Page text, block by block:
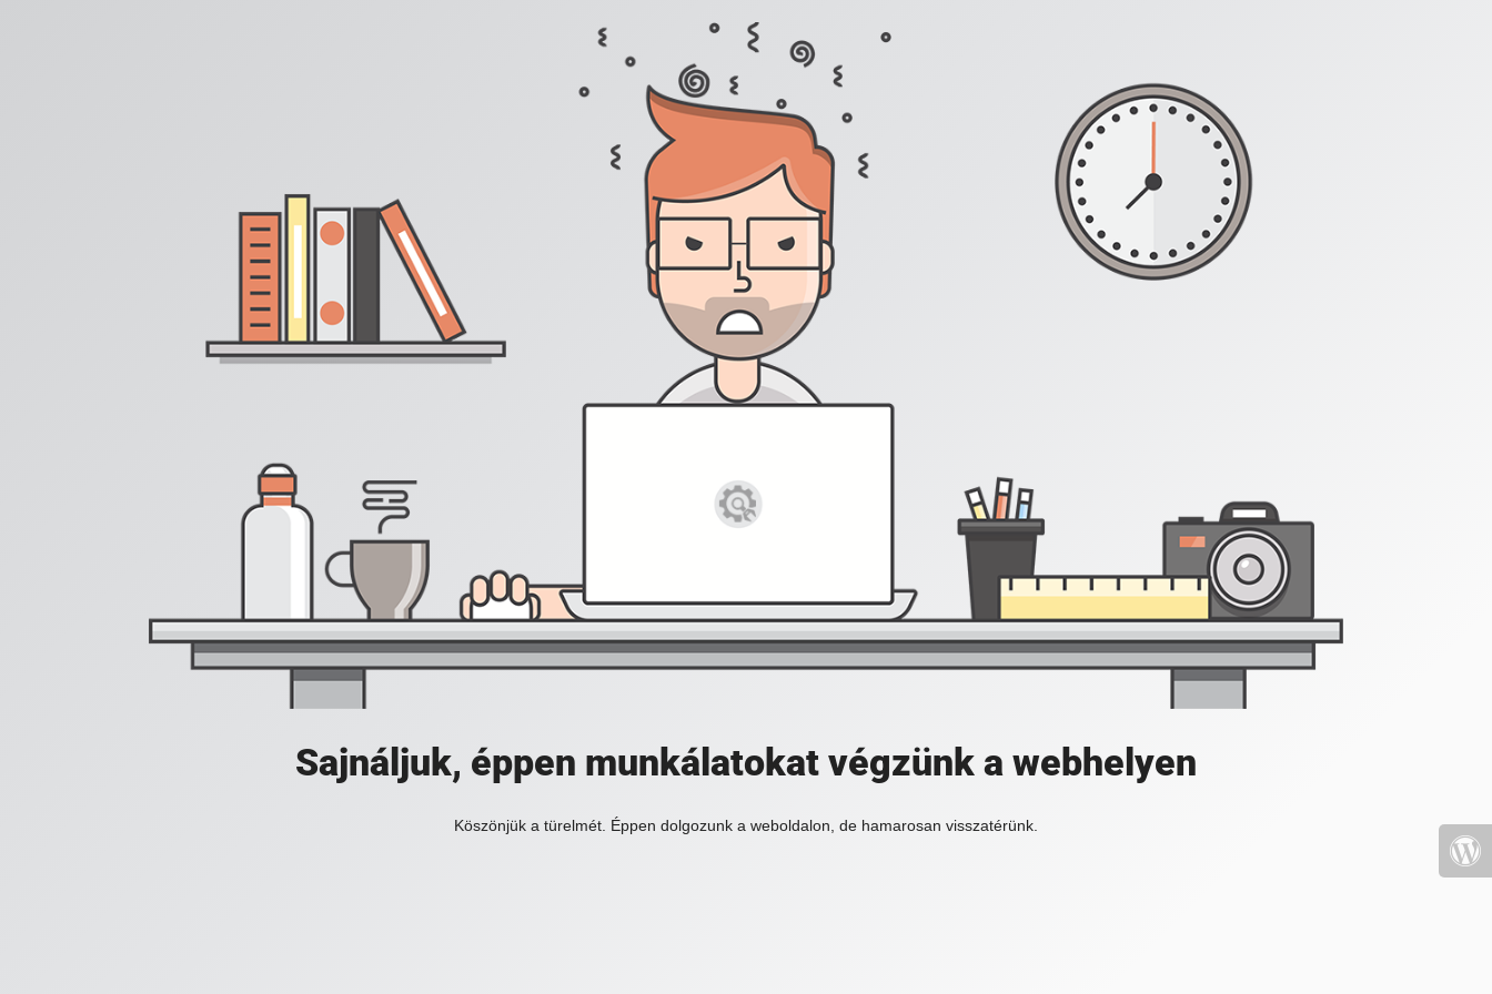
Sajnáljuk, éppen munkálatokat végzünk a webhelyen
Köszönjük a türelmét. Éppen dolgozunk a weboldalon, de hamarosan visszatérünk.